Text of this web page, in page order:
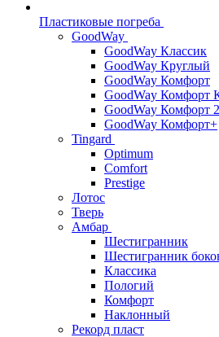
Пластиковые погреба
GoodWay
GoodWay Классик
GoodWay Круглый
GoodWay Комфорт
GoodWay Комфорт
GoodWay Комфорт 2
GoodWay Комфорт+
Tingard
Optimum
Comfort
Prestige
Лотос
Тверь
Амбар
Шестигранник
Шестигранник
Классика
Пологий
Комфорт
Наклонный
Рекорд пласт